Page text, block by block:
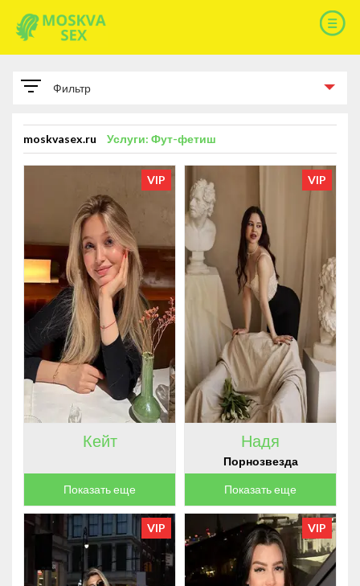
Фильтр
ПАРАМЕТРЫ
РАЗМЕР ГРУДИ
Размер груди A
Размер груди B
Размер груди C
Размер груди D
14
Размер груди E
6
Размер груди F
1
КИСКУ БРЕЕТ
ЦВЕТ ВОЛОС
ГОРОД
ЯЗЫКИ
ОРИЕНТАЦИЯ
moskvasex.ru Услуги: Фут-фетиш
VIP
Кейт
Показать еще
VIP
Надя
Порнозвезда
Показать еще
VIP VIP